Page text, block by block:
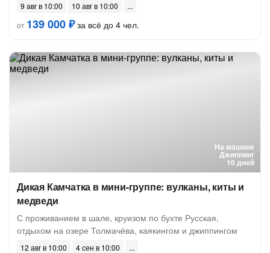
9 авг в 10:00
10 авг в 10:00
от 139 000 ₽за всё до 4 чел.
На машине
Джиппинг
10 дней
Дикая Камчатка в мини-группе: вулканы, киты и
медведи
С проживанием в шале, круизом по бухте Русская,
отдыхом на озере Толмачёва, каякингом и джиппингом
12 авг в 10:00 4 сен в 10:00